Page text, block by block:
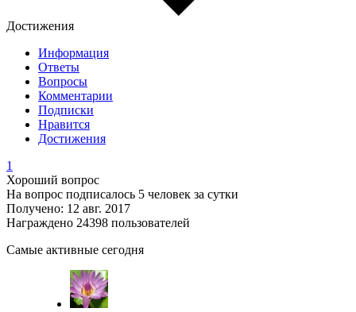
Достижения
Информация
Ответы
Вопросы
Комментарии
Подписки
Нравится
Достижения
1
Хороший вопрос
На вопрос подписалось 5 человек за сутки
Получено: 12 авг. 2017
Награждено 24398 пользователей
Самые активные сегодня